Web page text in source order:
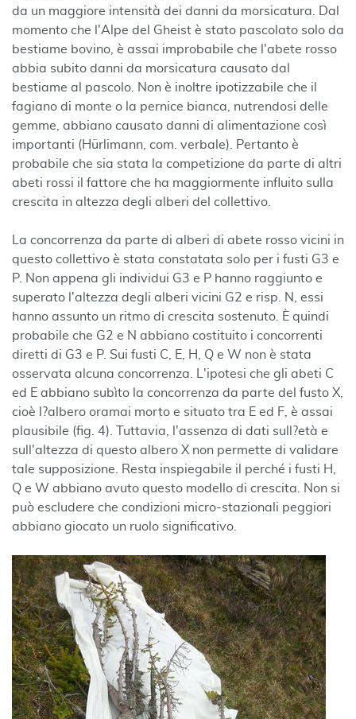
da un maggiore intensità dei danni da morsicatura. Dal
momento che l'Alpe del Gheist è stato pascolato solo da
bestiame bovino, è assai improbabile che l'abete rosso
abbia subito danni da morsicatura causato dal
bestiame al pascolo. Non è inoltre ipotizzabile che il
fagiano di monte o la pernice bianca, nutrendosi delle
gemme, abbiano causato danni di alimentazione così
importanti (Hürlimann, com. verbale). Pertanto è
probabile che sia stata la competizione da parte di altri
abeti rossi il fattore che ha maggiormente influito sulla
crescita in altezza degli alberi del collettivo.
La concorrenza da parte di alberi di abete rosso vicini in
questo collettivo è stata constatata solo per i fusti G3 e
P. Non appena gli individui G3 e P hanno raggiunto e
superato l'altezza degli alberi vicini G2 e risp. N, essi
hanno assunto un ritmo di crescita sostenuto. È quindi
probabile che G2 e N abbiano costituito i concorrenti
diretti di G3 e P. Sui fusti C, E, H, Q e W non è stata
osservata alcuna concorrenza. L'ipotesi che gli abeti C
ed E abbiano subìto la concorrenza da parte del fusto X,
cioè l?albero oramai morto e situato tra E ed F, è assai
plausibile (fig. 4). Tuttavia, l'assenza di dati sull?età e
sull'altezza di questo albero X non permette di validare
tale supposizione. Resta inspiegabile il perché i fusti H,
Q e W abbiano avuto questo modello di crescita. Non si
può escludere che condizioni micro-stazionali peggiori
abbiano giocato un ruolo significativo.